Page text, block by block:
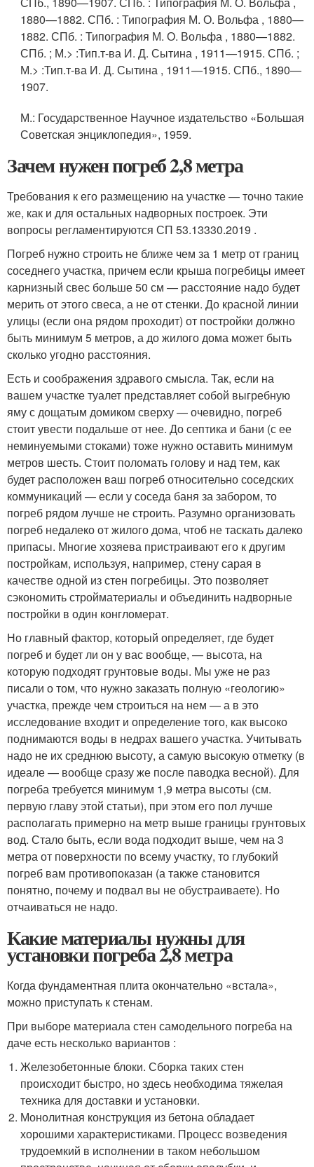
1880—1882.СПб. : Типография М. О. Вольфа , 1880—
1882.СПб. : Типография М. О. Вольфа , 1880—1882.
СПб. ; М.> :Тип.т-ва И. Д. Сытина , 1911—1915.СПб. ;
М.> :Тип.т-ва И. Д. Сытина , 1911—1915.СПб., 1890—
1907.
М.: Государственное Научное издательство «Большая
Советская энциклопедия», 1959.
Зачем нужен погреб 2,8 метра
Требования к его размещению на участке — точно такие
же, как и для остальных надворных построек. Эти
вопросы регламентируются СП 53.13330.2019 .
Погреб нужно строить не ближе чем за 1 метр от границ
соседнего участка, причем если крыша погребицы имеет
карнизный свес больше 50 см — расстояние надо будет
мерить от этого свеса, а не от стенки. До красной линии
улицы (если она рядом проходит) от постройки должно
быть минимум 5 метров, а до жилого дома может быть
сколько угодно расстояния.
Есть и соображения здравого смысла. Так, если на
вашем участке туалет представляет собой выгребную
яму с дощатым домиком сверху — очевидно, погреб
стоит увести подальше от нее. До септика и бани (с ее
неминуемыми стоками) тоже нужно оставить минимум
метров шесть. Стоит поломать голову и над тем, как
будет расположен ваш погреб относительно соседских
коммуникаций — если у соседа баня за забором, то
погреб рядом лучше не строить. Разумно организовать
погреб недалеко от жилого дома, чтоб не таскать далеко
припасы. Многие хозяева пристраивают его к другим
постройкам, используя, например, стену сарая в
качестве одной из стен погребицы. Это позволяет
сэкономить стройматериалы и объединить надворные
постройки в один конгломерат.
Но главный фактор, который определяет, где будет
погреб и будет ли он у вас вообще, — высота, на
которую подходят грунтовые воды. Мы уже не раз
писали о том, что нужно заказать полную «геологию»
участка, прежде чем строиться на нем — а в это
исследование входит и определение того, как высоко
поднимаются воды в недрах вашего участка. Учитывать
надо не их среднюю высоту, а самую высокую отметку (в
идеале — вообще сразу же после паводка весной). Для
погреба требуется минимум 1,9 метра высоты (см.
первую главу этой статьи), при этом его пол лучше
располагать примерно на метр выше границы грунтовых
вод. Стало быть, если вода подходит выше, чем на 3
метра от поверхности по всему участку, то глубокий
погреб вам противопоказан (а также становится
понятно, почему и подвал вы не обустраиваете). Но
отчаиваться не надо.
Какие материалы нужны для
установки погреба 2,8 метра
Когда фундаментная плита окончательно «встала»,
можно приступать к стенам.
При выборе материала стен самодельного погреба на
даче есть несколько вариантов :
Железобетонные блоки. Сборка таких стен
происходит быстро, но здесь необходима тяжелая
техника для доставки и установки.
Монолитная конструкция из бетона обладает
хорошими характеристиками. Процесс возведения
трудоемкий в исполнении в таком небольшом